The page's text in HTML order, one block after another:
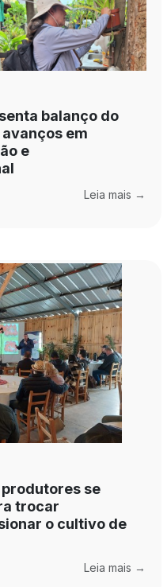
balanço do
em
e
Leia mais →
se
trocar
o cultivo de
Leia mais →